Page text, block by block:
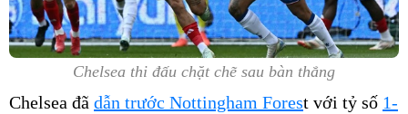
Chelsea thi đấu chặt chẽ sau bàn thắng
Chelsea đã dẫn trước Nottingham Forest với tỷ số 1-